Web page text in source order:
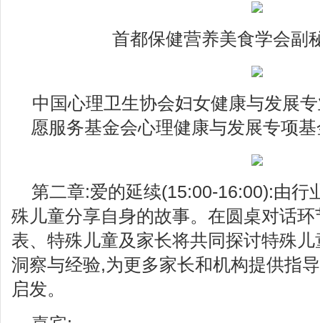
首都保健营养美食学会副
中国心理卫生协会妇女健康与发展
愿服务基金会心理健康与发展专项
第二章:爱的延续(15:00-16:00):由行
殊儿童分享自身的故事。在圆桌对话
表、特殊儿童及家长将共同探讨特殊
洞察与经验,为更多家长和机构提供指
启发。